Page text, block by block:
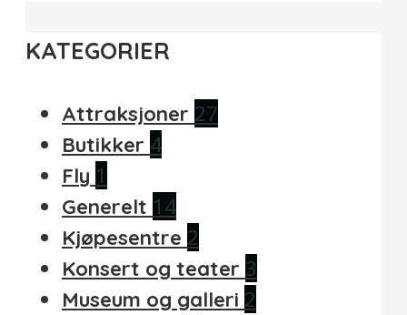
KATEGORIER
Attraksjoner 27
Butikker 4
Fly 1
Generelt 14
Kjøpesentre 2
Konsert og teater 3
Museum og galleri 2